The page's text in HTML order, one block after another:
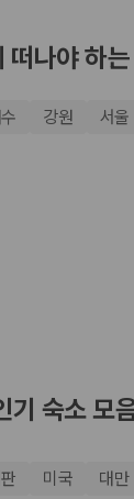
야 하나요?
떠나야 하
강원 서울
기 숙소 모
미국 대만